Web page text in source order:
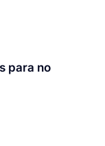
para no